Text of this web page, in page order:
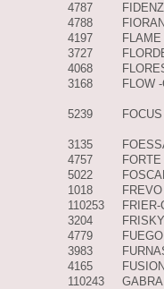
4787
4788
4197
3727
4068
3168
FLOW
5239 FOCUS
3135
4757
5022
1018
FREVO
110253
3204
4779
3983
4165
110243
GABRA